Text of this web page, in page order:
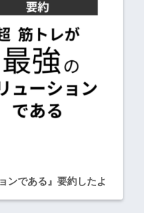
ンである』要約したよ